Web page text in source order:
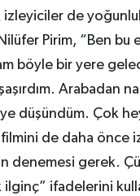
de
Pirim, “Ben bu
böyle bir yere
Arabadan
düşündüm. Çok
filmini de daha önce
denemesi gerek.
ifadelerini